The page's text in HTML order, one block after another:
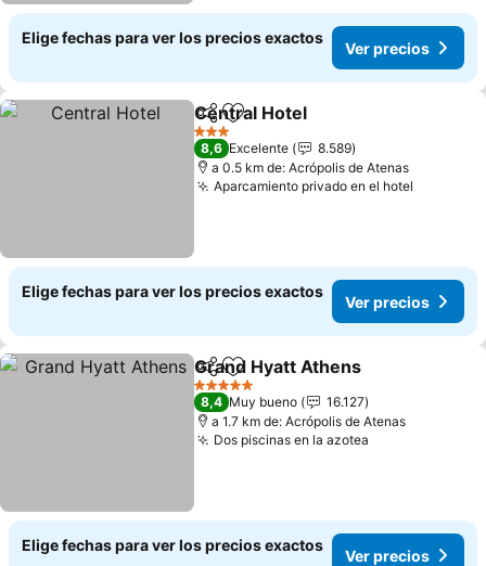
Elige fechas para ver los precios exactos
Ver precios
CompartirAgregar a favoritos
Central Hotel
3 Estrellas
8,6 Excelente
8.589
a 0.5 km de: Acrópolis de Atenas
Aparcamiento privado en el hotel
Elige fechas para ver los precios exactos
Ver precios
CompartirAgregar a favoritos
Grand Hyatt Athens
5 Estrellas
8,4 Muy bueno
16.127
a 1.7 km de: Acrópolis de Atenas
Dos piscinas en la azotea
Elige fechas para ver los precios exactos
Ver precios